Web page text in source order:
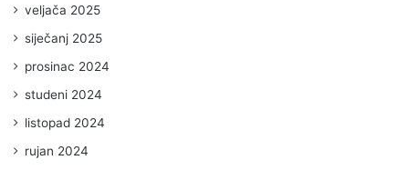
veljača 2025
siječanj 2025
prosinac 2024
studeni 2024
listopad 2024
rujan 2024